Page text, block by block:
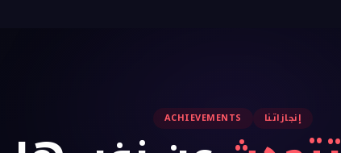
إنجازاتنا ACHIEVEMENTS